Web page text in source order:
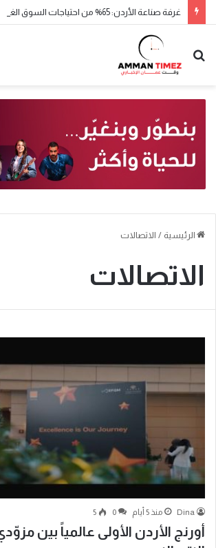
الرئيسية / الاتصالات
الاتصالات
Dina منذ 5 أيام 0
5
أورنج الأردن الأولى عالمياً بين